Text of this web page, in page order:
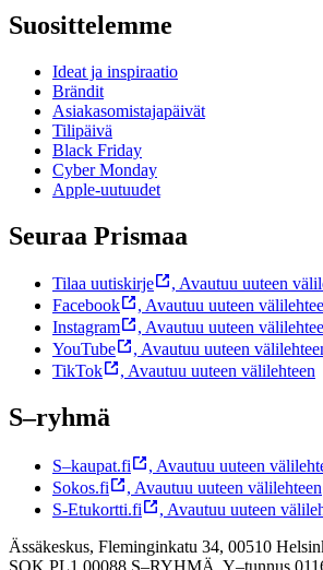
Suosittelemme
Ideat ja inspiraatio
Brändit
Asiakasomistajapäivät
Tilipäivä
Black Friday
Cyber Monday
Apple-uutuudet
Seuraa Prismaa
Tilaa uutiskirje , Avautuu uuteen
Facebook
, Avautuu uuteen
Instagram
, Avautuu uuteen
YouTube
, Avautuu uuteen
TikTok
, Avautuu uuteen välilehteen
S–ryhmä
S–kaupat.fi , Avautuu uuteen
Sokos.fi
, Avautuu uuteen välilehteen
S-Etukortti.fi
, Avautuu uuteen
Ässäkeskus, Fleminginkatu 34, 00510